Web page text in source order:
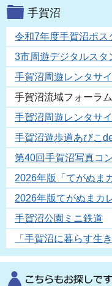
手賀沼
令和7年度手賀沼ポス
3市周遊デジタルスタ
手賀沼周遊レンタサ
手賀沼流域フォーラ
手賀沼周遊レンタサ
手賀沼遊歩道あびこ
第40回手賀沼写真コ
2026年版「てがぬま
2026年版てがぬまカ
手賀沼公園ミニ鉄道
「手賀沼に暮らす生